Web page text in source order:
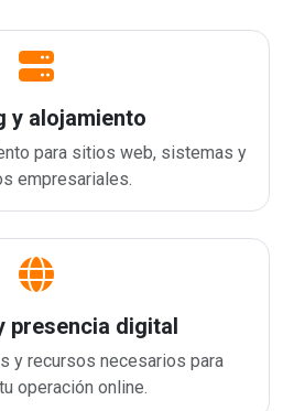
y alojamiento
para sitios web, sistemas y
empresariales.
presencia digital
y recursos necesarios para
operación online.